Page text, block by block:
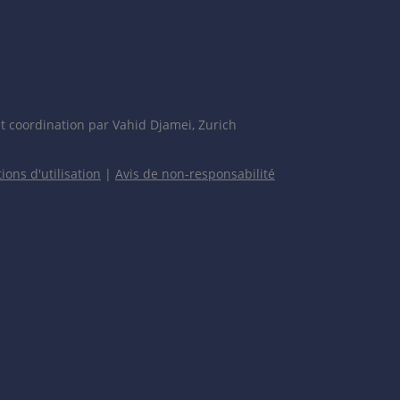
coordination par Vahid Djamei, Zurich
d'utilisation | Avis de non-responsabilité